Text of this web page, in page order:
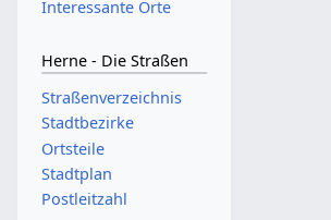
Interessante Orte
Herne - Die Straßen
Straßenverzeichnis
Stadtbezirke
Ortsteile
Stadtplan
Postleitzahl